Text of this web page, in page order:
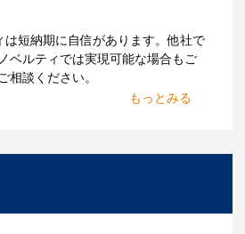
短納期に自信があります。他社で
ベルティでは実現可能な場合もご
相談ください。
のaiファイ